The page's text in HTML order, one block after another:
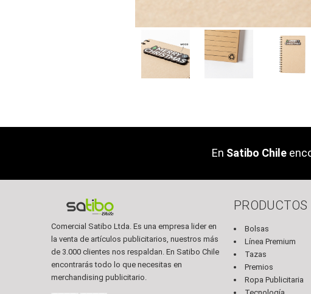
En Satibo Chile
Comercial Satibo Ltda. Es una empresa lider en
la venta de artículos publicitarios, nuestros más
de 3.000 clientes nos respaldan. En Satibo Chile
encontrarás todo lo que necesitas en
merchandising publicitario.
PRODUCTOS
Bolsas
Línea Premium
Tazas
Premios
Ropa Publicitaria